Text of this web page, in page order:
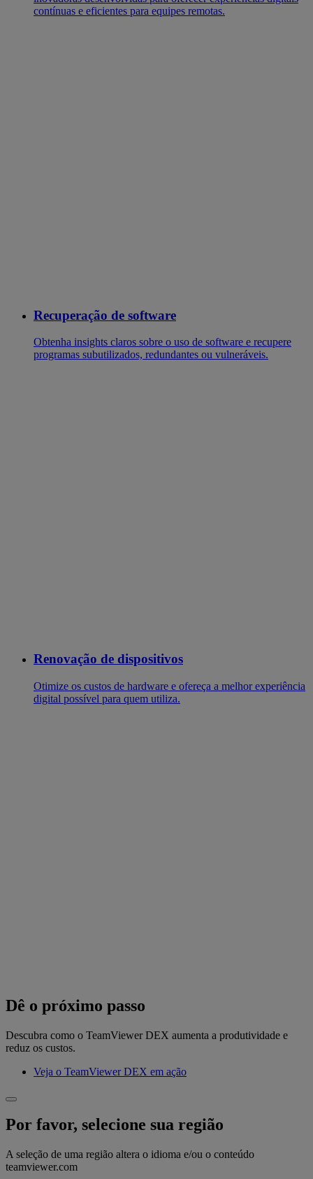
contínuas e eficientes para equipes remotas.
Recuperação de software
Obtenha insights claros sobre o uso de software e recupere
programas subutilizados, redundantes ou vulneráveis.
Renovação de dispositivos
Otimize os custos de hardware e ofereça a melhor experiência
digital possível para quem utiliza.
Dê o próximo passo
Descubra como o TeamViewer DEX aumenta a produtividade e
reduz os custos.
Veja o TeamViewer DEX em ação
Por favor, selecione sua região
A seleção de uma região altera o idioma e/ou o conteúdo
teamviewer.com